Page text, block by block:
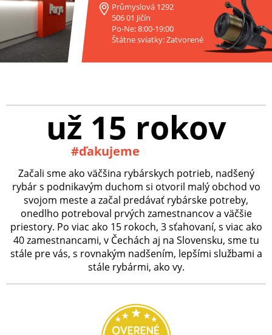
Průmyslová 1292
506 01 Jičín
Po-Ne: 8:00-19:00
Štátne sviatky: Zatvorené
už 15 rokov
#ďakujeme
Začali sme ako väčšina rybárskych potrieb, nadšený
rybár s podnikavým duchom si otvoril malý obchod vo
svojom meste a začal predávať rybárske potreby,
onedlho potreboval prvých zamestnancov a väčšie
priestory. Po viac ako 15 rokoch, 3 sťahovaní, s viac ako
40 zamestnancami, v Čechách aj na Slovensku, sme tu
stále pre vás, s rovnakým nadšením, lepšími službami a
stále rybármi, ako vy.